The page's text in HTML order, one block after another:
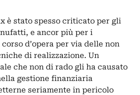
è stato spesso criticato per gli
e ancor più per i
d’opera per via delle non
di realizzazione. Un
che non di rado gli ha causato
gestione finanziaria
seriamente in pericolo